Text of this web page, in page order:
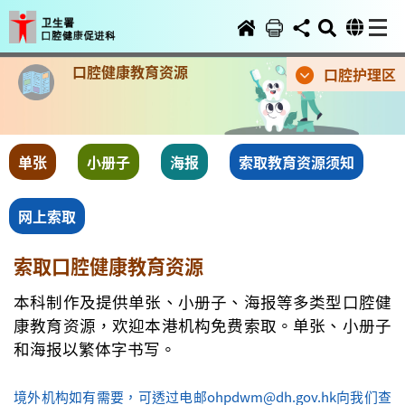
口腔护理区
口腔健康教育资源
单张 小册子 海报 索取教育资源须知
网上索取
索取口腔健康教育资源
本科制作及提供单张、小册子、海报等多类型口腔健
康教育资源，欢迎本港机构免费索取。单张、小册子
和海报以繁体字书写。
境外机构如有需要，可透过电邮ohpdwm@dh.gov.hk向我们查